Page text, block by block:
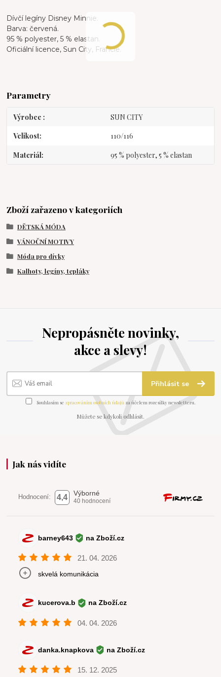
Dívčí legíny Disney Minnie.
Barva: červená.
95 % polyester, 5 % elastan.
Oficiální licence, Sun City, Francie.
Parametry
Výrobce SUN CITY
Velikost 110/116
Materiál 95 % polyester, 5 % elastan
Zboží zařazeno v kategoriích
DĚTSKÁ MÓDA
VÁNOČNÍ MOTIVY
Móda pro dívky
Kalhoty, legíny, tepláky
Nepropásněte novinky,
akce a slevy!
Přihlásit se
Souhlasím se zpracováním osobních údajů za účelem rozesílky newsletteru.
Můžete se kdykoli odhlásit.
Jak nás vidíte